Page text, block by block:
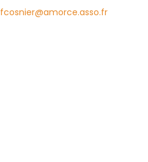
fcosnier@amorce.asso.fr